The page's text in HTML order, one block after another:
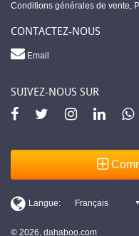
Conditions générales de vente,
CONTACTEZ-NOUS
Email
SUIVEZ-NOUS SUR
© 2026, dahaboo.com